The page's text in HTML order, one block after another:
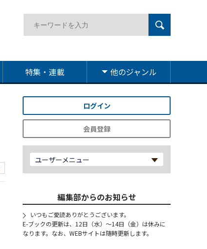
特集・連載 他のジャンル
ログイン
会員登録
ユーザーメニュー
編集部からのお知らせ
いつもご愛読ありがとうございます。
E-ブックの更新は、12日（水）～14日（金）は休みに
なります。なお、WEBサイトは随時更新します。